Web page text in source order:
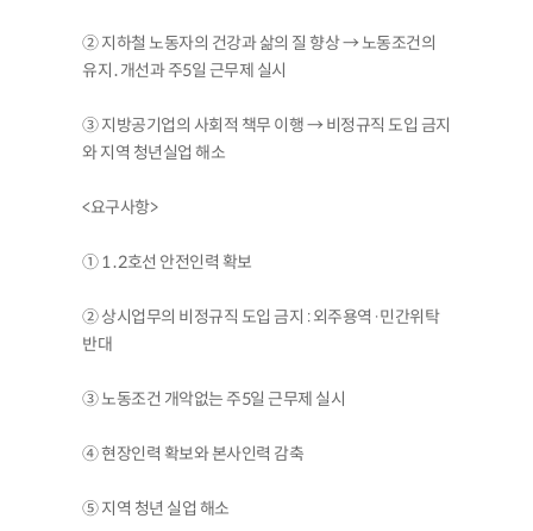
② 지하철 노동자의 건강과 삶의 질 향상 → 노동조건의
유지․개선과 주5일 근무제 실시
③ 지방공기업의 사회적 책무 이행 → 비정규직 도입 금지
와 지역 청년실업 해소
<요구사항>
① 1․2호선 안전인력 확보
② 상시업무의 비정규직 도입 금지 : 외주용역·민간위탁
반대
③ 노동조건 개악없는 주5일 근무제 실시
④ 현장인력 확보와 본사인력 감축
⑤ 지역 청년 실업 해소